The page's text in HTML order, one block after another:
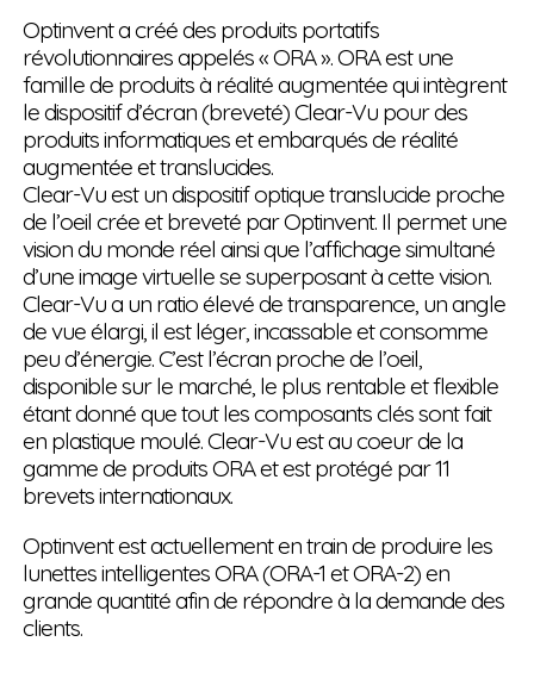
Optinvent a créé des produits portatifs
révolutionnaires appelés « ORA ». ORA est une
famille de produits à réalité augmentée qui intègrent
le dispositif d’écran (breveté) Clear-Vu pour des
produits informatiques et embarqués de réalité
augmentée et translucides.
Clear-Vu est un dispositif optique translucide proche
de l’oeil crée et breveté par Optinvent. Il permet une
vision du monde réel ainsi que l’affichage simultané
d’une image virtuelle se superposant à cette vision.
Clear-Vu a un ratio élevé de transparence, un angle
de vue élargi, il est léger, incassable et consomme
peu d’énergie. C’est l’écran proche de l’oeil,
disponible sur le marché, le plus rentable et flexible
étant donné que tout les composants clés sont fait
en plastique moulé. Clear-Vu est au coeur de la
gamme de produits ORA et est protégé par 11
brevets internationaux.
Optinvent est actuellement en train de produire les
lunettes intelligentes ORA (ORA-1 et ORA-2) en
grande quantité afin de répondre à la demande des
clients.